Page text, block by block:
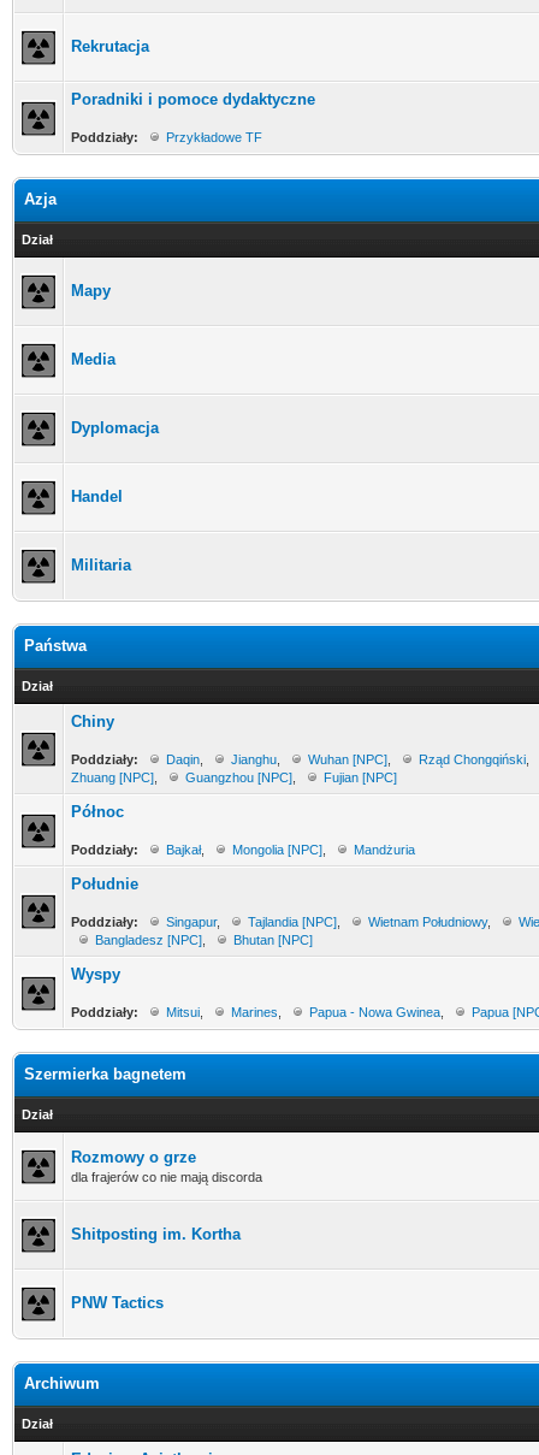
Rekrutacja
Poradniki i pomoce dydaktyczne
Poddziały: Przykładowe TF
Azja
Dział
Mapy
Media
Dyplomacja
Handel
Militaria
Państwa
Dział
Chiny
Poddziały: Daqin Jianghu Wuhan [NPC] Rząd Chongqiński
Zhuang [NPC]
Guangzhou [NPC] Fujian [NPC]
Północ
Poddziały: Bajkał, Mongolia [NPC] Mandżuria
Południe
Poddziały: Singapur, Tajlandia [NPC] Wietnam Południowy,
Bangladesz [NPC]
Bhutan [NPC]
Wyspy
Poddziały: Mitsui Marines Papua - Nowa Gwinea Papua
Szermierka bagnetem
Dział
Rozmowy o grze
dla frajerów co nie mają discorda
Shitposting im. Kortha
PNW Tactics
Archiwum
Dział